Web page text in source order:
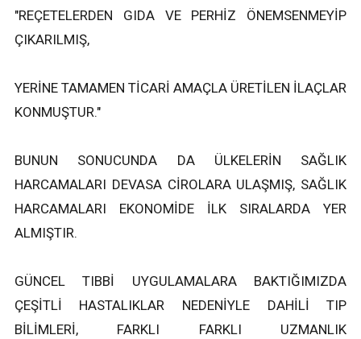
"REÇETELERDEN GIDA VE PERHİZ ÖNEMSENMEYİP
ÇIKARILMIŞ,
YERİNE TAMAMEN TİCARİ AMAÇLA ÜRETİLEN İLAÇLAR
KONMUŞTUR."
BUNUN SONUCUNDA DA ÜLKELERİN SAĞLIK
HARCAMALARI DEVASA CİROLARA ULAŞMIŞ, SAĞLIK
HARCAMALARI EKONOMİDE İLK SIRALARDA YER
ALMIŞTIR.
GÜNCEL TIBBİ UYGULAMALARA BAKTIĞIMIZDA
ÇEŞİTLİ HASTALIKLAR NEDENİYLE DAHİLİ TIP
BİLİMLERİ, FARKLI FARKLI UZMANLIK